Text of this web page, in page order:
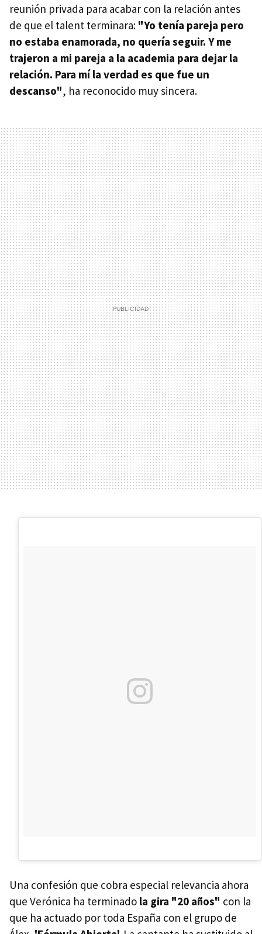
reunión privada para acabar con la relación antes
de que el talent terminara: "Yo tenía pareja pero
no estaba enamorada, no quería seguir. Y me
trajeron a mi pareja a la academia para dejar la
relación. Para mí la verdad es que fue un
descanso", ha reconocido muy sincera.
Una confesión que cobra especial relevancia ahora
que Verónica ha terminado la gira "20 años" con la
que ha actuado por toda España con el grupo de